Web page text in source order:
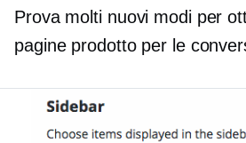
Prova molti nuovi modi per
pagine prodotto per le